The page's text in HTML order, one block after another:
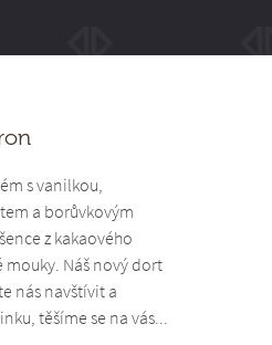
s vanilkou,
a borůvkovým
z kakaového
Náš nový dort
nás navštívit a
těšíme se na vás...